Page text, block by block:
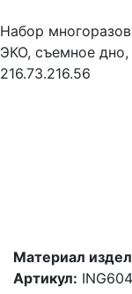
Набор
ЭКО, съемное
216.73.216.56
Материал
Артикул: